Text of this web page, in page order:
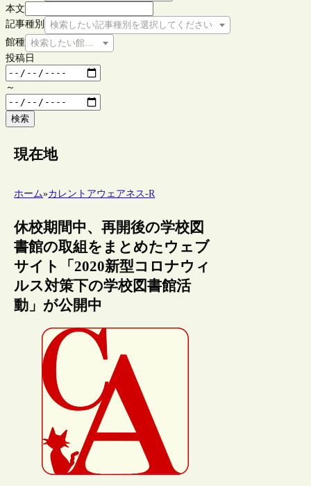
本文
記事種別
検索したい記事種別を選択してください
館種 検索したい館種を選択してください
投稿日
～
検索
現在地
ホーム»カレントアウェアネス-R
休校期間中、再開後の学校図
書館の取組をまとめたウェブ
サイト「2020新型コロナウィ
ルス対策下の学校図書館活
動」が公開中